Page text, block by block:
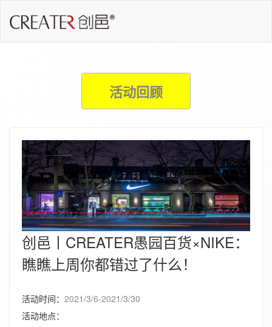
活动回顾
创邑丨CREATER愚园百货×NIKE：
瞧瞧上周你都错过了什么！
活动时间： 2021/3/6-2021/3/30
活动地点：